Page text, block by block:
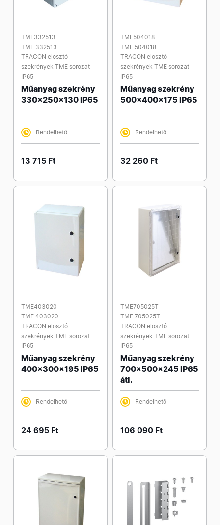
TME332513
TME 332513
TRACON elosztó
szekrények TME sorozat
IP65
Műanyag szekrény
330x250x130 IP65
Rendelhető
13 715 Ft
TME504018
TME 504018
TRACON elosztó
szekrények TME sorozat
IP65
Műanyag szekrény
500x400x175 IP65
Rendelhető
32 260 Ft
TME403020
TME 403020
TRACON elosztó
szekrények TME sorozat
IP65
Műanyag szekrény
400x300x195 IP65
Rendelhető
24 695 Ft
TME705025T
TME 705025T
TRACON elosztó
szekrények TME sorozat
IP65
Műanyag szekrény
700x500x245 IP65
átl.
Rendelhető
106 090 Ft